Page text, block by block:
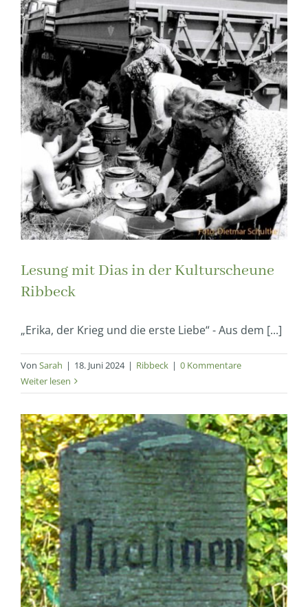
Lesung mit Dias in der Kulturscheune
Ribbeck
„Erika, der Krieg und die erste Liebe“ - Aus dem [...]
Von Sarah | 18. Juni 2024 | Ribbeck | 0 Kommentare
Weiter lesen